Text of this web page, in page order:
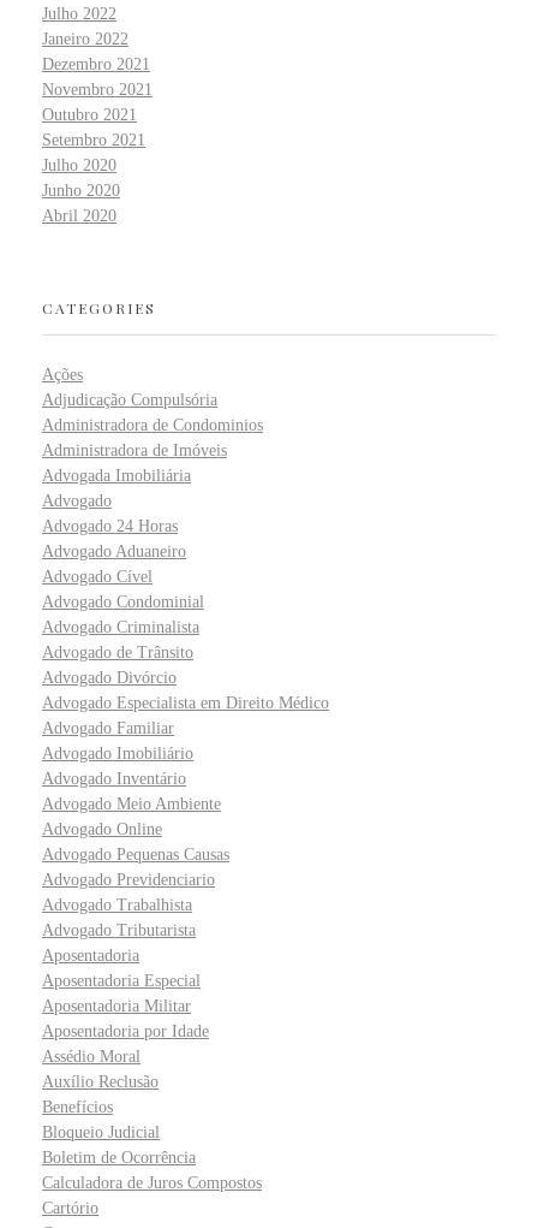
Julho 2022
Janeiro 2022
Dezembro 2021
Novembro 2021
Outubro 2021
Setembro 2021
Julho 2020
Junho 2020
Abril 2020
CATEGORIES
Ações
Adjudicação Compulsória
Administradora de Condominios
Administradora de Imóveis
Advogada Imobiliária
Advogado
Advogado 24 Horas
Advogado Aduaneiro
Advogado Cível
Advogado Condominial
Advogado Criminalista
Advogado de Trânsito
Advogado Divórcio
Advogado Especialista em Direito Médico
Advogado Familiar
Advogado Imobiliário
Advogado Inventário
Advogado Meio Ambiente
Advogado Online
Advogado Pequenas Causas
Advogado Previdenciario
Advogado Trabalhista
Advogado Tributarista
Aposentadoria
Aposentadoria Especial
Aposentadoria Militar
Aposentadoria por Idade
Assédio Moral
Auxílio Reclusão
Benefícios
Bloqueio Judicial
Boletim de Ocorrência
Calculadora de Juros Compostos
Cartório